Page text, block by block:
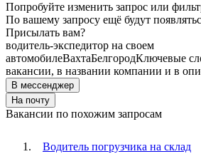
Попробуйте изменить запрос или
По вашему запросу ещё будут
Присылать вам?
водитель-экспедитор на своем
автомобилеВахтаБелгородКлючевые
вакансии, в названии компании и в
В мессенджер
На почту
Вакансии по похожим запросам
Водитель погрузчика на склад